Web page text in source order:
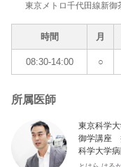
東京メトロ千代田線新御
時間 月
08:30-14:00 ○
所属医師
東京科学
御学講座
科学大学